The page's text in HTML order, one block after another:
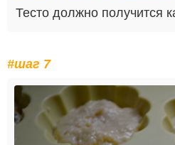
Тесто должно получится
#шаг 7